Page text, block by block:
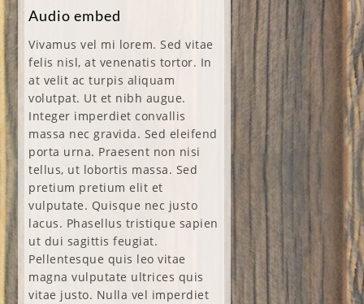
Audio embed
Vivamus vel mi lorem. Sed vitae
felis nisl, at venenatis tortor. In
at velit ac turpis aliquam
volutpat. Ut et nibh augue.
Integer imperdiet convallis
massa nec gravida. Sed eleifend
porta urna. Praesent non nisi
tellus, ut lobortis massa. Sed
pretium pretium elit et
vulputate. Quisque nec justo
lacus. Phasellus tristique sapien
ut dui sagittis feugiat.
Pellentesque quis leo vitae
magna vulputate ultrices quis
vitae justo. Nulla vel imperdiet